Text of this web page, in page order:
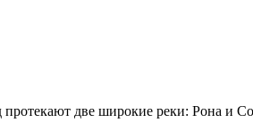
две широкие реки: Рона и